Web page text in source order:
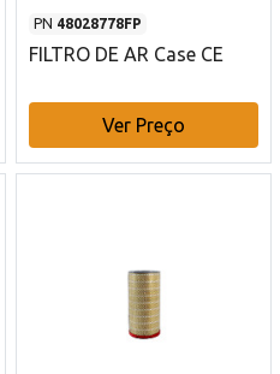
PN 48028778FP
FILTRO DE AR Case CE
Ver Preço